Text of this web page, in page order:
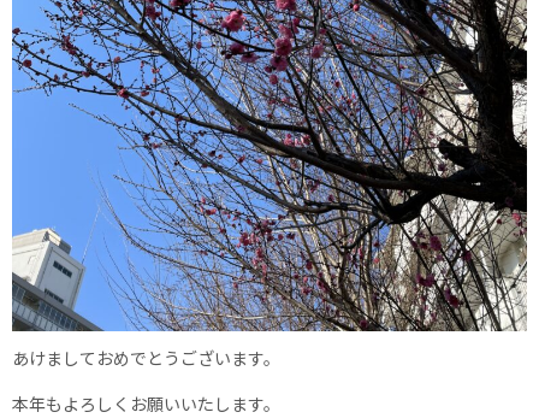
あけましておめでとうございます。
本年もよろしくお願いいたします。